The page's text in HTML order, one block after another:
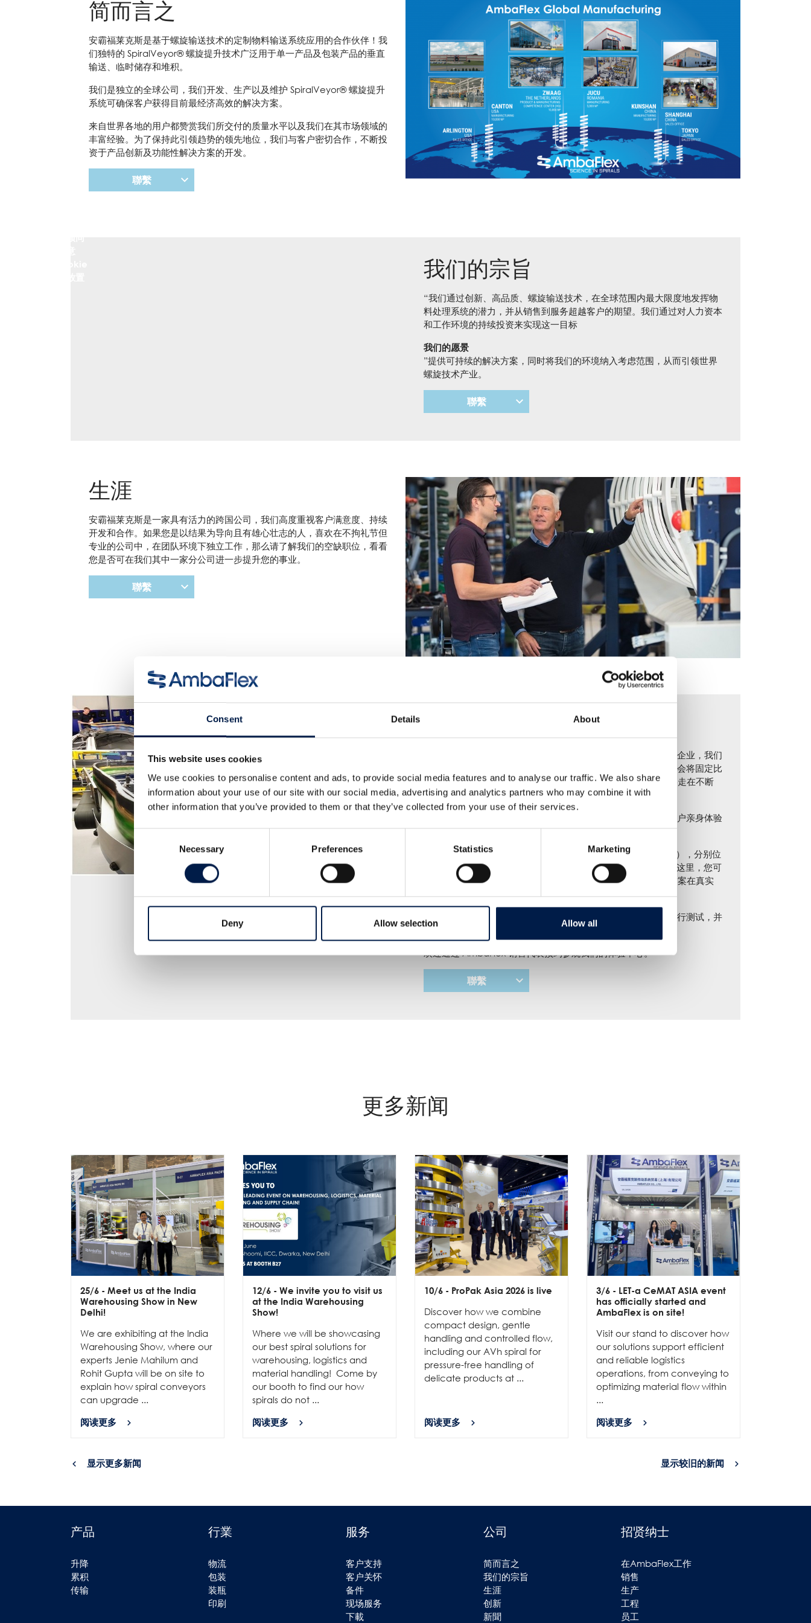
Consent Details About
This website uses cookies
We use cookies to personalise content and ads, to provide social media features and to analyse our traffic. We also share
information about your use of our site with our social media, advertising and analytics partners who may combine it with
other information that you’ve provided to them or that they’ve collected from your use of their services.
Consent
Selection
Necessary Preferences Statistics Marketing
Deny Allow selection Allow all
简而言之
安霸福莱克斯是基于螺旋输送技术的定制物料输送系统应用的合作伙伴！我
们独特的 SpiralVeyor® 螺旋提升技术广泛用于单一产品及包装产品的垂直
输送、临时储存和堆积。
我们是独立的全球公司，我们开发、生产以及维护 SpiralVeyor® 螺旋提升
系统可确保客户获得目前最经济高效的解决方案。
来自世界各地的用户都赞赏我们所交付的质量水平以及我们在其市场领域的
丰富经验。为了保持此引领趋势的领先地位，我们与客户密切合作，不断投
资于产品创新及功能性解决方案的开发。
聯繫
我们的宗旨
“我们通过创新、高品质、螺旋输送技术，在全球范围内最大限度地发挥物
料处理系统的潜力，并从销售到服务超越客户的期望。我们通过对人力资本
和工作环境的持续投资来实现这一目标
我们的愿景
”提供可持续的解决方案，同时将我们的环境纳入考虑范围，从而引领世界
螺旋技术产业。
聯繫
生涯
安霸福莱克斯是一家具有活力的跨国公司，我们高度重视客户满意度、持续
开发和合作。如果您是以结果为导向且有雄心壮志的人，喜欢在不拘礼节但
专业的公司中，在团队环境下独立工作，那么请了解我们的空缺职位，看看
您是否可在我们其中一家分公司进一步提升您的事业。
聯繫
创新是我们一切工作的核心。作为螺旋输送解决方案领域的专业企业，我们
持续投资于新技术、新应用以及性能提升的研发。每年，我们都会将固定比
例的营业收入重新投入到全球研发（R&D）团队中，以确保始终走在不断
变化的市场需求前沿。
然而，创新不仅仅是我们所开发的成果，更是我们希望能够让客户亲身体验
和切实感受到的价值。
为此，我们建立了 AmbaFlex 体验中心（Experience Centers），分别位
于荷兰兹瓦赫（Zwaag）和美国坎顿（Canton）的设施内。在这里，您可
以亲眼见证 SpiralVeyor、AccuVeyor 和 AmbaVeyor 解决方案在真实
运行环境中的实际表现。
我们诚邀您携带自己的产品前来体验，以便我们在系统上直接进行测试，并
为您的具体应用展示最有效的解决方案。
欢迎通过 AmbaFlex 销售代表预约参观我们的体验中心。
聯繫
更多新闻
25/6 - Meet us at the India
Warehousing Show in New
Delhi!
We are exhibiting at the India
Warehousing Show, where our
experts Jenie Mahilum and
Rohit Gupta will be on site to
explain how spiral conveyors
can upgrade ...
阅读更多
12/6 - We invite you to visit us
at the India Warehousing
Show!
Where we will be showcasing
our best spiral solutions for
warehousing, logistics and
material handling! Come by
our booth to find our how
spirals do not ...
阅读更多
10/6 - ProPak Asia 2026 is live
Discover how we combine
compact design, gentle
handling and controlled flow,
including our AVh spiral for
pressure-free handling of
delicate products at ...
阅读更多
3/6 - LET-a CeMAT ASIA event
has officially started and
AmbaFlex is on site!
Visit our stand to discover how
our solutions support efficient
and reliable logistics
operations, from conveying to
optimizing material flow within
...
阅读更多
显示更多新闻 显示较旧的新闻
产品
升降
累积
传输
行業
物流
包装
装瓶
印刷
服务
客户支持
客户关怀
备件
现场服务
下載
公司
简而言之
我们的宗旨
生涯
创新
新聞
招贤纳士
在AmbaFlex工作
销售
生产
工程
员工